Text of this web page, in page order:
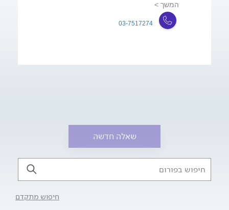
המשך >
03-7517274
שאלה חדשה
חיפוש מתקדם